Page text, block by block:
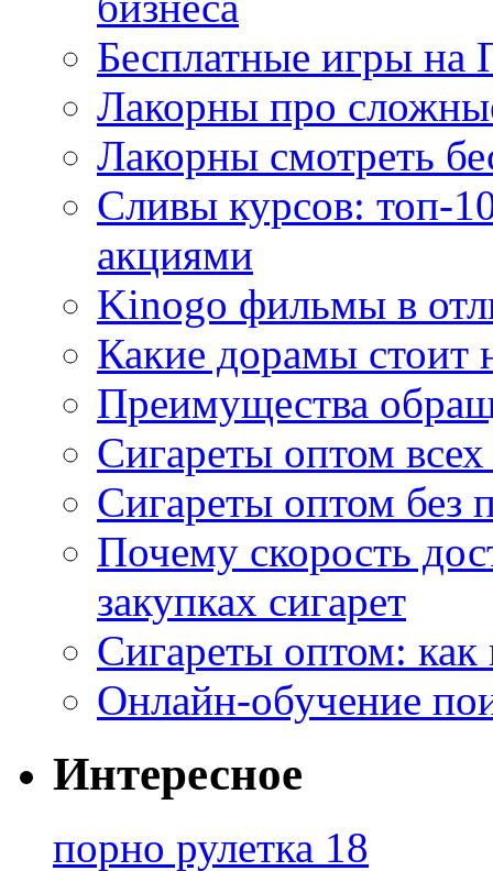
Бесплатные игры на
Лакорны про
Лакорны смотреть
Сливы курсов: топ-
акциями
Kinogo фильмы в
Какие дорамы стоит
Преимущества
Сигареты оптом
Сигареты оптом без
Почему скорость
закупках сигарет
Сигареты оптом:
Онлайн-обучение
Интересное
порно рулетка 18